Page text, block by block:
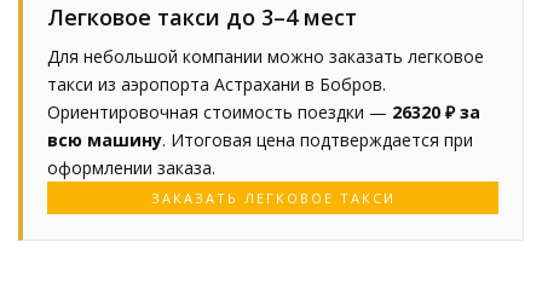
Легковое такси до 3–4 мест
Для небольшой компании можно заказать легковое
такси из аэропорта Астрахани в Бобров.
Ориентировочная стоимость поездки — 26320 ₽ за
всю машину. Итоговая цена подтверждается при
оформлении заказа.
ЗАКАЗАТЬ ЛЕГКОВОЕ ТАКСИ